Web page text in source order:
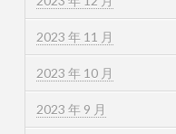
2023 年 11 月
2023 年 10 月
2023 年 9 月